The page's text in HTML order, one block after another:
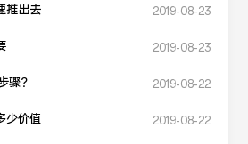
推出去 2019-08-23
2019-08-23
骤？ 2019-08-22
少价值 2019-08-22